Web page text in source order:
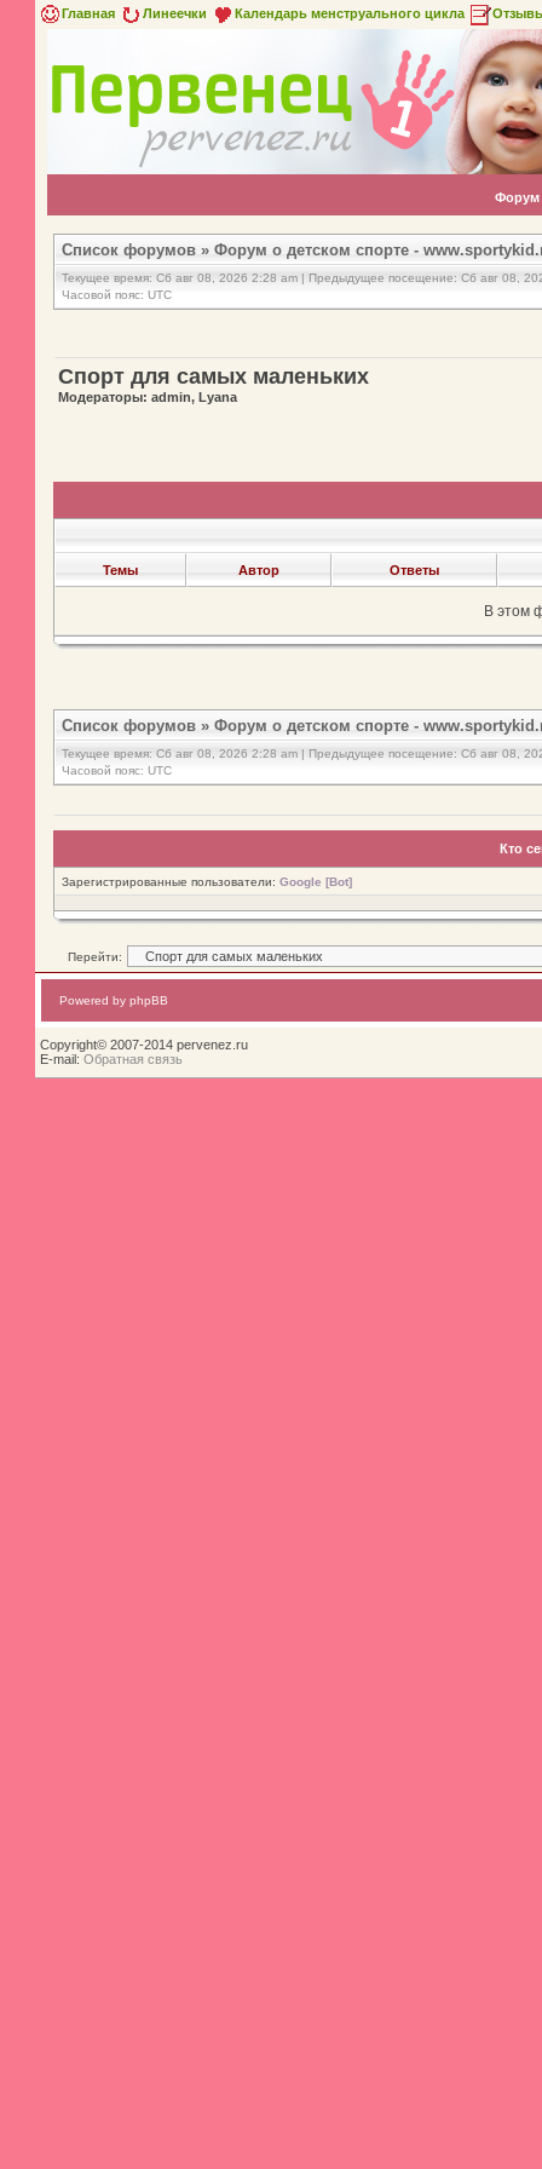
Главная Линеечки Календарь менструального цикла
Форум
Список форумов » Форум о детском спорте -
Текущее время: Сб авг 08, 2026 2:28 am | Предыдущее посещение: Сб авг 08,
Часовой пояс: UTC
Спорт для самых маленьких
Модераторы: admin, Lyana
Темы Автор Ответы
В этом
Список форумов » Форум о детском спорте -
Текущее время: Сб авг 08, 2026 2:28 am | Предыдущее посещение: Сб авг 08,
Часовой пояс: UTC
Кто
Зарегистрированные пользователи: Google [Bot]
Перейти:
Powered by phpBB
Copyright© 2007-2014 pervenez.ru
E-mail: Обратная связь